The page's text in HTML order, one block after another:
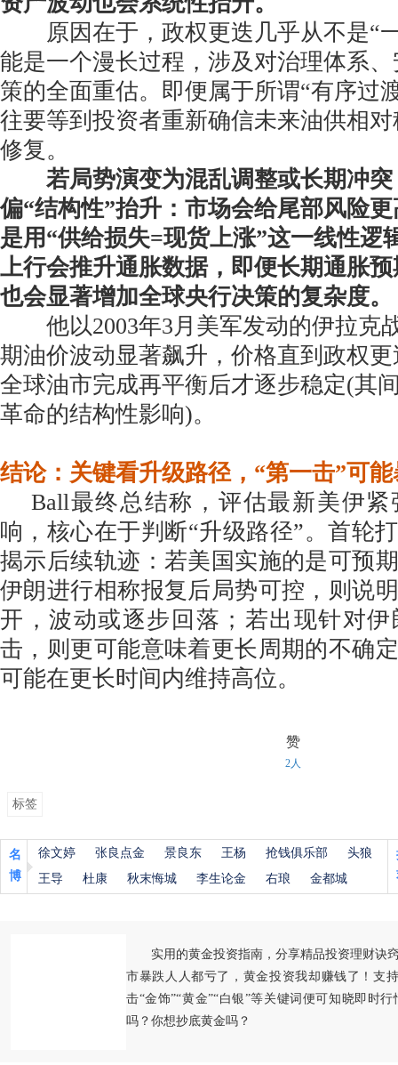
原因在于，政权更迭几乎从不是“
能是一个漫长过程，涉及对治理体系
策的全面重估。即便属于所谓“有序过
往要等到投资者重新确信未来油供相
修复。
若局势演变为混乱调整或长期冲
偏“结构性”抬升：市场会给尾部风险
是用“供给损失=现货上涨”这一线性逻
上行会推升通胀数据，即便长期通胀
也会显著增加全球央行决策的复杂度。
他以2003年3月美军发动的伊拉克
期油价波动显著飙升，价格直到政权
全球油市完成再平衡后才逐步稳定(其
革命的结构性影响)。
结论：关键看升级路径，“第一击”可
Ball最终总结称，评估最新美伊紧
响，核心在于判断“升级路径”。首轮
揭示后续轨迹：若美国实施的是可预
伊朗进行相称报复后局势可控，则说
开，波动或逐步回落；若出现针对
击，则更可能意味着更长周期的不确
可能在更长时间内维持高位。
赞
2人
标签
名
博
徐文婷 张良点金 景良东 王杨 抢钱俱乐部
头狼
王导
杜康 秋末悔城 李生论金 右琅 金都城
实用的黄金投资指南，分享精品投资理财诀
市暴跌人人都亏了，黄金投资我却赚钱了！支
击“金饰”“黄金”“白银”等关键词便可知晓即时
吗？你想抄底黄金吗？